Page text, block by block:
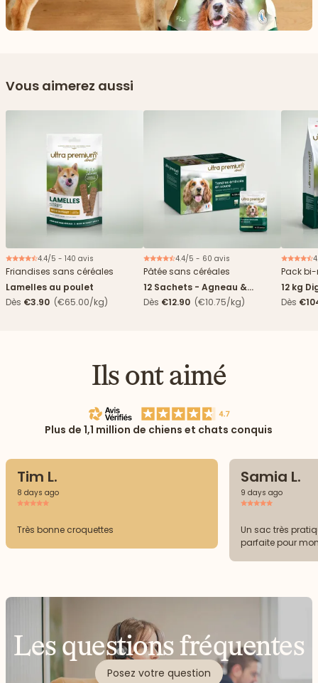
Vous aimerez aussi
4.4/5 - 140 avis
Friandises sans céréales
Lamelles au poulet
Dès €3.90 (€65.00/kg)
4.4/5 - 60 avis
Pâtée sans céréales
12 Sachets - Agneau &
haricots verts
Dès €12.90 (€10.75/kg)
Pack
12 kg
boîtes
Dès
Ils ont aimé
Plus de 1,1 million de chiens et chats conquis
Tim L.
8 days ago
Très bonne croquettes
Samia L.
9 days ago
Un sac très
parfaite pour
Les questions fréquentes
Posez votre question